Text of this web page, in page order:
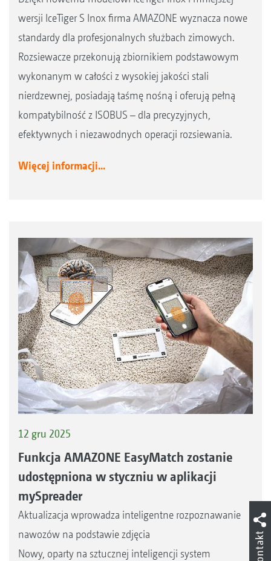
wersji IceTiger S Inox firma AMAZONE wyznacza nowe
standardy dla profesjonalnych służbach zimowych.
Rozsiewacze przekonują zbiornikiem podstawowym
wykonanym w całości z wysokiej jakości stali
nierdzewnej, posiadają taśmę nośną i oferują pełną
kompatybilność z ISOBUS – dla precyzyjnych,
efektywnych i niezawodnych operacji rozsiewania.
Więcej informacji...
12 gru 2025
Funkcja AMAZONE EasyMatch zostanie
udostępniona w styczniu w aplikacji
mySpreader
Aktualizacja wprowadza inteligentne rozpoznawanie
nawozów na podstawie zdjęcia
Nowy, oparty na sztucznej inteligencji system
Kontakt